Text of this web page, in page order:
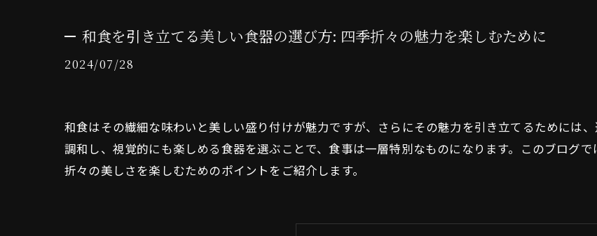
和食を引き立てる美しい食器の選び方: 四季折々の魅力を楽しむために
2024/07/28
和食はその繊細な味わいと美しい盛り付けが魅力ですが、さらにその魅力を引き立てるためには
調和し、視覚的にも楽しめる食器を選ぶことで、食事は一層特別なものになります。このブログ
折々の美しさを楽しむためのポイントをご紹介します。